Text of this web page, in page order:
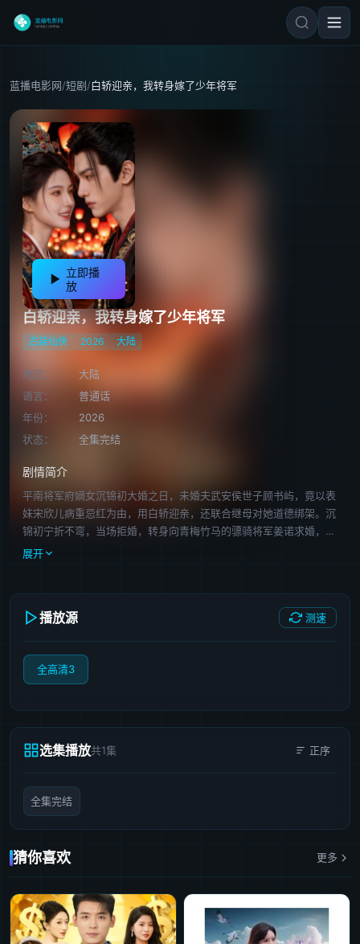
蓝播电影网/短剧/白轿迎亲，我转身嫁了少年将军
立即播
放
白轿迎亲，我转身嫁了少年将军
古装仙侠 2026 大陆
地区：
大陆
语言：
普通话
年份：
2026
状态：
全集完结
剧情简介
平南将军府嫡女沉锦初大婚之日，未婚夫武安侯世子顾书屿，竟以表
妹宋欣儿病重忌红为由，用白轿迎亲，还联合继母对她道德绑架。沉
锦初宁折不弯，当场拒婚，转身向青梅竹马的骠骑将军姜诺求婚，二
人策马成婚。后续前朝复辟阴谋浮出水面，沉锦初与姜诺携手平叛，
展开
播放源 测速
全高清3
选集播放共1集 正序
全集完结
猜你喜欢 更多